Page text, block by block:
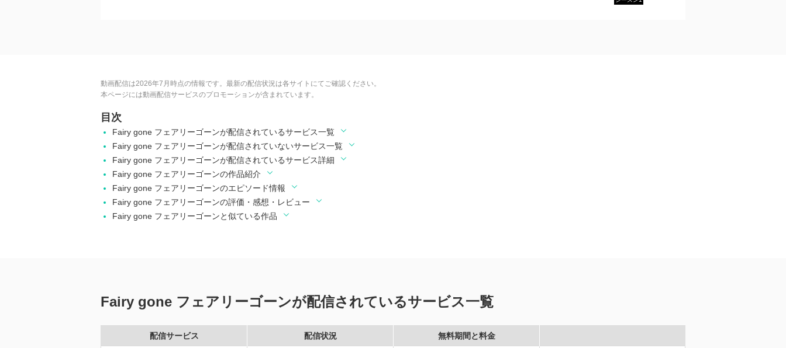
動画配信は2026年7月時点の情報です。最新の配信状況は各サイトにてご確認ください。
本ページには動画配信サービスのプロモーションが含まれています。
目次
Fairy gone フェアリーゴーンが配信されているサービス一覧
Fairy gone フェアリーゴーンが配信されていないサービス一覧
Fairy gone フェアリーゴーンが配信されているサービス詳細
Fairy gone フェアリーゴーンの作品紹介
Fairy gone フェアリーゴーンのエピソード情報
Fairy gone フェアリーゴーンの評価・感想・レビュー
Fairy gone フェアリーゴーンと似ている作品
Fairy gone フェアリーゴーンが配信されているサービス一覧
配信サービス 配信状況 無料期間と料金